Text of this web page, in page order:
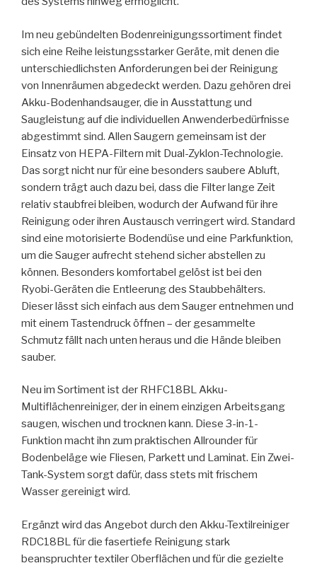
Im neu gebündelten Bodenreinigungssortiment findet
sich eine Reihe leistungsstarker Geräte, mit denen die
unterschiedlichsten Anforderungen bei der Reinigung
von Innenräumen abgedeckt werden. Dazu gehören drei
Akku-Bodenhandsauger, die in Ausstattung und
Saugleistung auf die individuellen Anwenderbedürfnisse
abgestimmt sind. Allen Saugern gemeinsam ist der
Einsatz von HEPA-Filtern mit Dual-Zyklon-Technologie.
Das sorgt nicht nur für eine besonders saubere Abluft,
sondern trägt auch dazu bei, dass die Filter lange Zeit
relativ staubfrei bleiben, wodurch der Aufwand für ihre
Reinigung oder ihren Austausch verringert wird. Standard
sind eine motorisierte Bodendüse und eine Parkfunktion,
um die Sauger aufrecht stehend sicher abstellen zu
können. Besonders komfortabel gelöst ist bei den
Ryobi-Geräten die Entleerung des Staubbehälters.
Dieser lässt sich einfach aus dem Sauger entnehmen und
mit einem Tastendruck öffnen – der gesammelte
Schmutz fällt nach unten heraus und die Hände bleiben
sauber.
Neu im Sortiment ist der RHFC18BL Akku-
Multiflächenreiniger, der in einem einzigen Arbeitsgang
saugen, wischen und trocknen kann. Diese 3-in-1-
Funktion macht ihn zum praktischen Allrounder für
Bodenbeläge wie Fliesen, Parkett und Laminat. Ein Zwei-
Tank-System sorgt dafür, dass stets mit frischem
Wasser gereinigt wird.
Ergänzt wird das Angebot durch den Akku-Textilreiniger
RDC18BL für die fasertiefe Reinigung stark
beanspruchter textiler Oberflächen und für die gezielte